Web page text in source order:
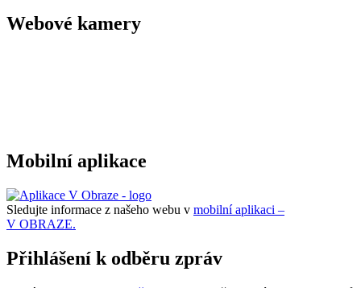
Webové kamery
Mobilní aplikace
Sledujte informace z našeho webu v mobilní aplikaci –
V OBRAZE.
Přihlášení k odběru zpráv